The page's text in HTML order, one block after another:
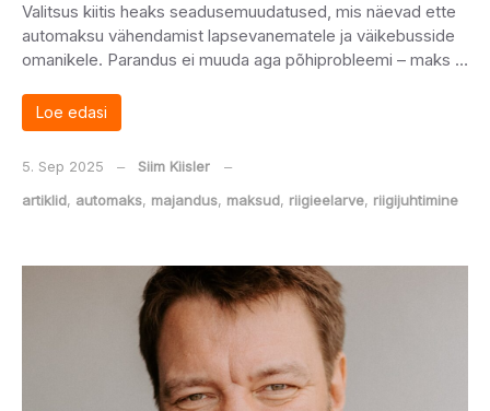
Valitsus kiitis heaks seadusemuudatused, mis näevad ette
automaksu vähendamist lapsevanematele ja väikebusside
omanikele. Parandus ei muuda aga põhiprobleemi – maks …
Loe edasi
5. Sep 2025 ‒ Siim Kiisler
‒
artiklid, automaks, majandus, maksud, riigieelarve, riigijuhtimine